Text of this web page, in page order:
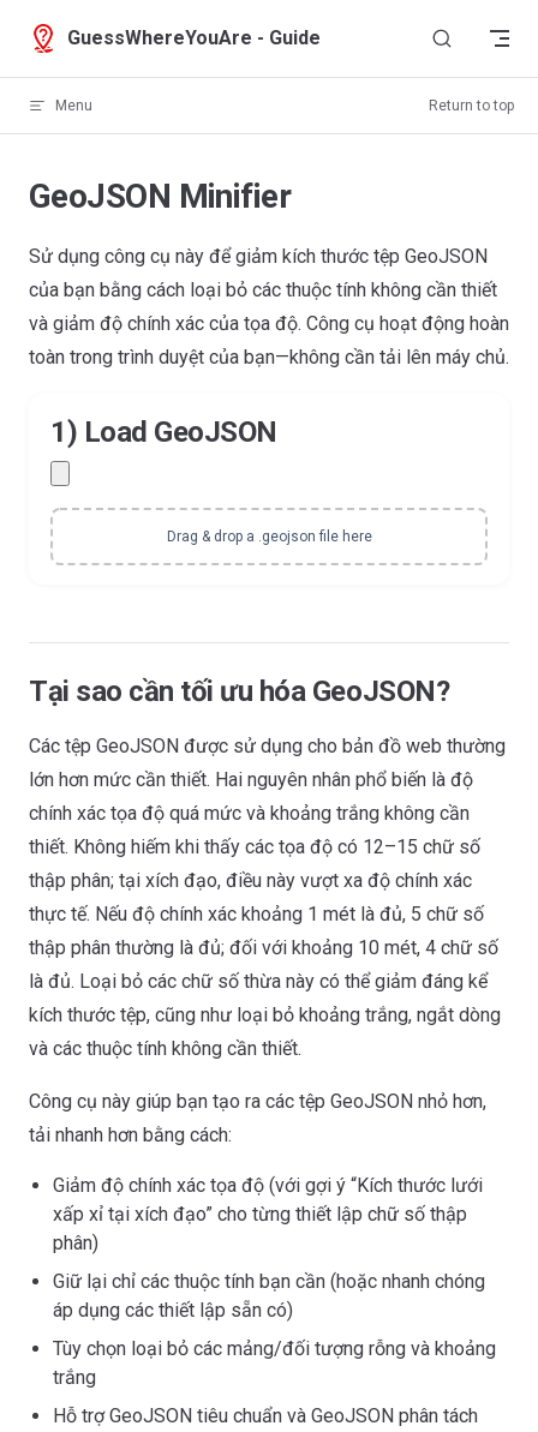
Skip to content
GuessWhereYouAre - Guide
Menu Return to top
GeoJSON Minifier
Sử dụng công cụ này để giảm kích thước tệp GeoJSON
của bạn bằng cách loại bỏ các thuộc tính không cần thiết
và giảm độ chính xác của tọa độ. Công cụ hoạt động hoàn
toàn trong trình duyệt của bạn—không cần tải lên máy chủ.
1) Load GeoJSON
Drag & drop a .geojson file here
Tại sao cần tối ưu hóa GeoJSON?
Các tệp GeoJSON được sử dụng cho bản đồ web thường
lớn hơn mức cần thiết. Hai nguyên nhân phổ biến là độ
chính xác tọa độ quá mức và khoảng trắng không cần
thiết. Không hiếm khi thấy các tọa độ có 12–15 chữ số
thập phân; tại xích đạo, điều này vượt xa độ chính xác
thực tế. Nếu độ chính xác khoảng 1 mét là đủ, 5 chữ số
thập phân thường là đủ; đối với khoảng 10 mét, 4 chữ số
là đủ. Loại bỏ các chữ số thừa này có thể giảm đáng kể
kích thước tệp, cũng như loại bỏ khoảng trắng, ngắt dòng
và các thuộc tính không cần thiết.
Công cụ này giúp bạn tạo ra các tệp GeoJSON nhỏ hơn,
tải nhanh hơn bằng cách:
Giảm độ chính xác tọa độ (với gợi ý “Kích thước lưới
xấp xỉ tại xích đạo” cho từng thiết lập chữ số thập
phân)
Giữ lại chỉ các thuộc tính bạn cần (hoặc nhanh chóng
áp dụng các thiết lập sẵn có)
Tùy chọn loại bỏ các mảng/đối tượng rỗng và khoảng
trắng
Hỗ trợ GeoJSON tiêu chuẩn và GeoJSON phân tách